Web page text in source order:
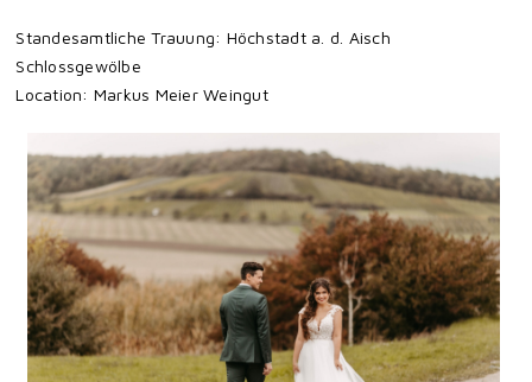
Standesamtliche Trauung: Höchstadt a. d. Aisch
Schlossgewölbe
Location: Markus Meier Weingut